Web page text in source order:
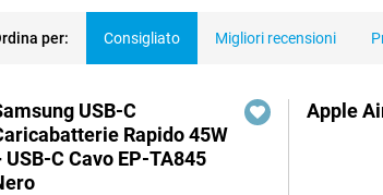
per: Consigliato Migliori recensioni
USB-C
Rapido 45W
USB-C Cavo EP-TA845
Apple